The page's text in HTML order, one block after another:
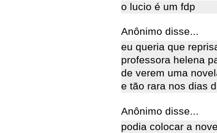
o lucio é um fdp
Anônimo disse...
eu queria que
professora helena
de verem uma
e tão rara nos dias
Anônimo disse...
podia colocar a